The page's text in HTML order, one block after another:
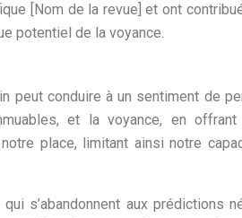
[Nom de la revue] et ont
potentiel de la voyance.
peut conduire à un sentiment de
et la voyance, en
place, limitant ainsi notre
s’abandonnent aux prédictions